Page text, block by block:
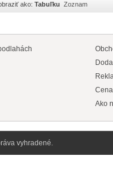
ako: Tabuľku Zoznam
Ako
vyhradené.